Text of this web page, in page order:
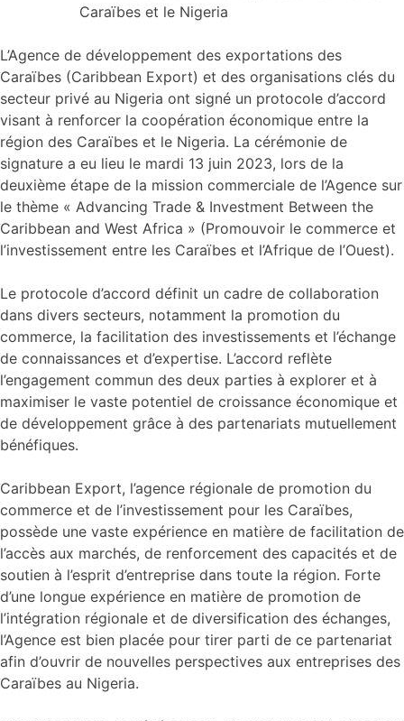
Caraïbes et le Nigeria
L’Agence de développement des exportations des
Caraïbes (Caribbean Export) et des organisations clés du
secteur privé au Nigeria ont signé un protocole d’accord
visant à renforcer la coopération économique entre la
région des Caraïbes et le Nigeria. La cérémonie de
signature a eu lieu le mardi 13 juin 2023, lors de la
deuxième étape de la mission commerciale de l’Agence sur
le thème « Advancing Trade & Investment Between the
Caribbean and West Africa » (Promouvoir le commerce et
l’investissement entre les Caraïbes et l’Afrique de l’Ouest).
Le protocole d’accord définit un cadre de collaboration
dans divers secteurs, notamment la promotion du
commerce, la facilitation des investissements et l’échange
de connaissances et d’expertise. L’accord reflète
l’engagement commun des deux parties à explorer et à
maximiser le vaste potentiel de croissance économique et
de développement grâce à des partenariats mutuellement
bénéfiques.
Caribbean Export, l’agence régionale de promotion du
commerce et de l’investissement pour les Caraïbes,
possède une vaste expérience en matière de facilitation de
l’accès aux marchés, de renforcement des capacités et de
soutien à l’esprit d’entreprise dans toute la région. Forte
d’une longue expérience en matière de promotion de
l’intégration régionale et de diversification des échanges,
l’Agence est bien placée pour tirer parti de ce partenariat
afin d’ouvrir de nouvelles perspectives aux entreprises des
Caraïbes au Nigeria.